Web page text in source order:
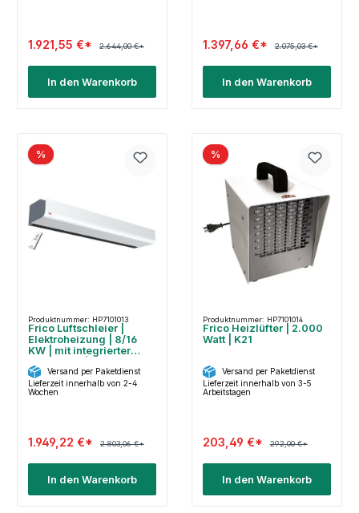
1.921,55 €* 2.644,00 €*
In den Warenkorb
1.397,66 €* 2.075,03 €*
In den Warenkorb
%
Produktnummer: HP7101013
Frico Luftschleier |
Elektroheizung | 8/16
KW | mit integrierter
Versand per Paketdienst
Lieferzeit innerhalb von 2-4
Wochen
1.949,22 €* 2.803,06 €*
In den Warenkorb
%
Produktnummer: HP7101014
Frico Heizlüfter | 2.000
Watt | K21
Versand per Paketdienst
Lieferzeit innerhalb von 3-5
Arbeitstagen
203,49 €* 292,00 €*
In den Warenkorb